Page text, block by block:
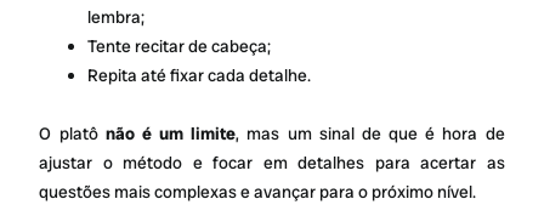
lembra;
Tente recitar de cabeça;
Repita até fixar cada detalhe.
O platô não é um limite, mas um sinal de que é hora de
ajustar o método e focar em detalhes para acertar as
questões mais complexas e avançar para o próximo nível.